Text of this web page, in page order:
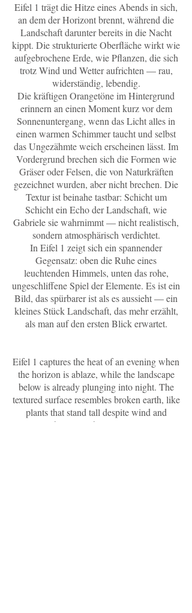
Eifel 1 trägt die Hitze eines Abends in sich,
an dem der Horizont brennt, während die
Landschaft darunter bereits in die Nacht
kippt. Die strukturierte Oberfläche wirkt wie
aufgebrochene Erde, wie Pflanzen, die sich
trotz Wind und Wetter aufrichten — rau,
widerständig, lebendig.
Die kräftigen Orangetöne im Hintergrund
erinnern an einen Moment kurz vor dem
Sonnenuntergang, wenn das Licht alles in
einen warmen Schimmer taucht und selbst
das Ungezähmte weich erscheinen lässt. Im
Vordergrund brechen sich die Formen wie
Gräser oder Felsen, die von Naturkräften
gezeichnet wurden, aber nicht brechen. Die
Textur ist beinahe tastbar: Schicht um
Schicht ein Echo der Landschaft, wie
Gabriele sie wahrnimmt — nicht realistisch,
sondern atmosphärisch verdichtet.
In Eifel 1 zeigt sich ein spannender
Gegensatz: oben die Ruhe eines
leuchtenden Himmels, unten das rohe,
ungeschliffene Spiel der Elemente. Es ist ein
Bild, das spürbarer ist als es aussieht — ein
kleines Stück Landschaft, das mehr erzählt,
als man auf den ersten Blick erwartet.
Eifel 1 captures the heat of an evening when
the horizon is ablaze, while the landscape
below is already plunging into night. The
textured surface resembles broken earth, like
plants that stand tall despite wind and
weather—rough, resilient, alive.